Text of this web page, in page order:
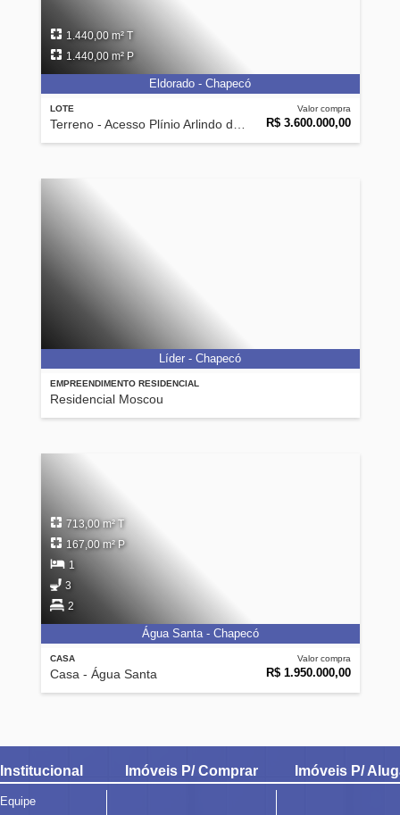
LOTE Valor compra
R$ 3.600.000,00
1.440,00 m² T
1.440,00 m² P
Eldorado - Chapecó
EMPREENDIMENTO RESIDENCIAL
Residencial Moscou
Líder - Chapecó
CASA
Casa - Água Santa
Valor compra
R$ 1.950.000,00
713,00 m² T
167,00 m² P
1
3
2
Água Santa - Chapecó
Institucional
Equipe
Imóveis P/ Comprar Imóveis P/